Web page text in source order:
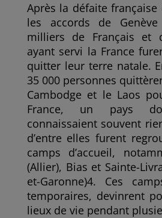
Après la défaite
les accords de
milliers de Français et
ayant servi la France
quitter leur terre natale.
35 000 personnes
Cambodge et le Laos
France, un pays
connaissaient souvent
d’entre elles furent
camps d’accueil,
(Allier), Bias et Sainte-
et-Garonne)4. Ces
temporaires, devinrent
lieux de vie pendant